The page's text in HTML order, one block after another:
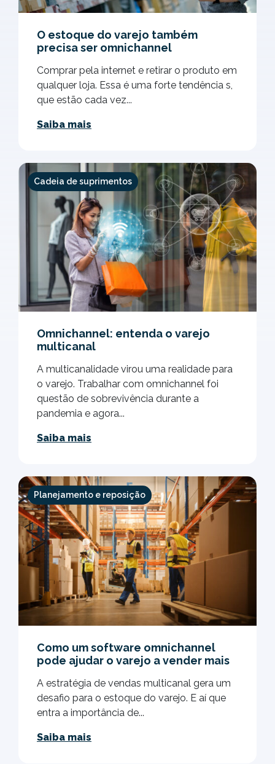
O estoque do varejo também
precisa ser omnichannel
Comprar pela internet e retirar o produto em
qualquer loja. Essa é uma forte tendência s,
que estão cada vez...
Saiba mais
Cadeia de suprimentos
Omnichannel: entenda o varejo
multicanal
A multicanalidade virou uma realidade para
o varejo. Trabalhar com omnichannel foi
questão de sobrevivência durante a
pandemia e agora...
Saiba mais
Planejamento e reposição
Como um software omnichannel
pode ajudar o varejo a vender mais
A estratégia de vendas multicanal gera um
desafio para o estoque do varejo. E aí que
entra a importância de...
Saiba mais